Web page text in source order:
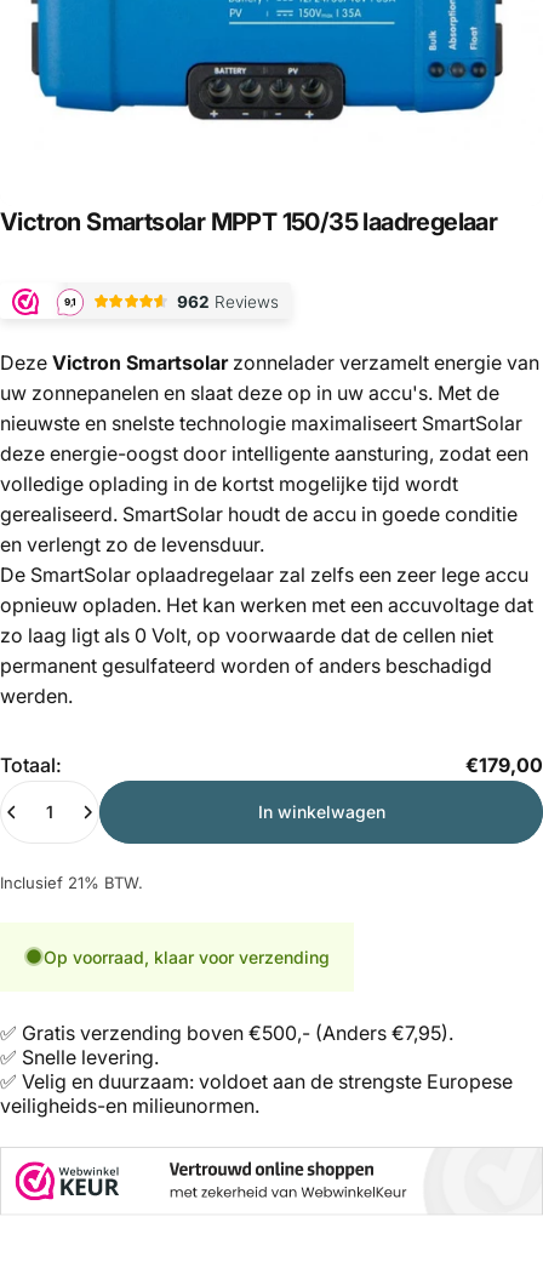
Victron Smartsolar MPPT150/35 laadregelaar
Deze Victron Smartsolar zonnelader verzamelt energie van
uw zonnepanelen en slaat deze op in uw accu's. Met de
nieuwste en snelste technologie maximaliseert SmartSolar
deze energie-oogst door intelligente aansturing, zodat een
volledige oplading in de kortst mogelijke tijd wordt
gerealiseerd. SmartSolar houdt de accu in goede conditie
en verlengt zo de levensduur.
De SmartSolar oplaadregelaar zal zelfs een zeer lege accu
opnieuw opladen. Het kan werken met een accuvoltage dat
zo laag ligt als 0 Volt, op voorwaarde dat de cellen niet
permanent gesulfateerd worden of anders beschadigd
werden.
Totaal: €179,00
Hoeveelheid
In winkelwagen
Inclusief 21% BTW.
Op voorraad, klaar voor verzending
✅ Gratis verzending boven €500,- (Anders €7,95).
✅ Snelle levering.
✅ Velig en duurzaam: voldoet aan de strengste Europese
veiligheids-en milieunormen.